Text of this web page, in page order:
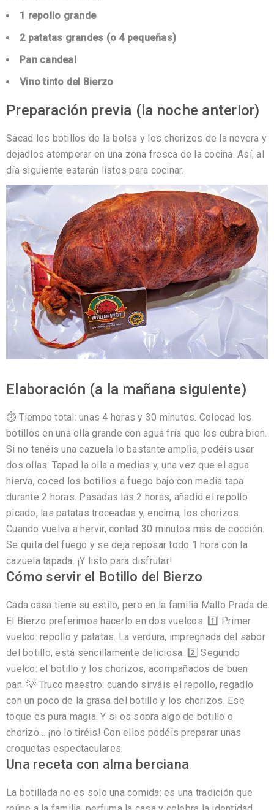
1 repollo grande
2 patatas grandes (o 4 pequeñas)
Pan candeal
Vino tinto del Bierzo
Preparación previa (la noche anterior)
Sacad los botillos de la bolsa y los chorizos de la nevera y
dejadlos atemperar en una zona fresca de la cocina. Así, al
día siguiente estarán listos para cocinar.
Elaboración (a la mañana siguiente)
⏱️ Tiempo total: unas 4 horas y 30 minutos. Colocad los
botillos en una olla grande con agua fría que los cubra bien.
Si no tenéis una cazuela lo bastante amplia, podéis usar
dos ollas. Tapad la olla a medias y, una vez que el agua
hierva, coced los botillos a fuego bajo con media tapa
durante 2 horas. Pasadas las 2 horas, añadid el repollo
picado, las patatas troceadas y, encima, los chorizos.
Cuando vuelva a hervir, contad 30 minutos más de cocción.
Se quita del fuego y se deja reposar todo 1 hora con la
cazuela tapada. ¡Y listo para disfrutar!
Cómo servir el Botillo del Bierzo
Cada casa tiene su estilo, pero en la familia Mallo Prada de
El Bierzo preferimos hacerlo en dos vuelcos: 1️⃣ Primer
vuelco: repollo y patatas. La verdura, impregnada del sabor
del botillo, está sencillamente deliciosa. 2️⃣ Segundo
vuelco: el botillo y los chorizos, acompañados de buen
pan. 💡 Truco maestro: cuando sirváis el repollo, regadlo
con un poco de la grasa del botillo y los chorizos. Ese
toque es pura magia. Y si os sobra algo de botillo o
chorizo… ¡no lo tiréis! Con ellos podéis preparar unas
croquetas espectaculares.
Una receta con alma berciana
La botillada no es solo una comida: es una tradición que